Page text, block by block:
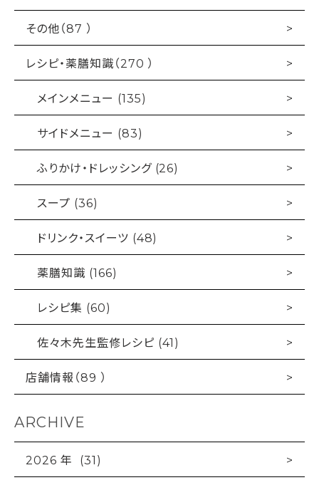
その他（87 ）
レシピ・薬膳知識（270 ）
メインメニュー (135)
サイドメニュー (83)
ふりかけ・ドレッシング (26)
スープ (36)
ドリンク・スイーツ (48)
薬膳知識 (166)
レシピ集 (60)
佐々木先生監修レシピ (41)
店舗情報（89 ）
ARCHIVE
2026 年 (31)